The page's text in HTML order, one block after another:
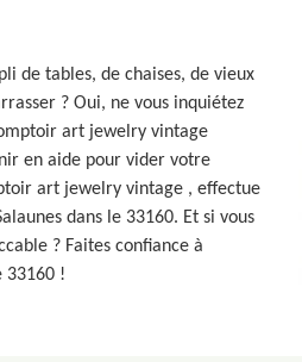
de tables, de chaises, de vieux
? Oui, ne vous inquiétez
art jewelry vintage
en aide pour vider votre
art jewelry vintage , effectue
dans le 33160. Et si vous
? Faites confiance à
33160 !